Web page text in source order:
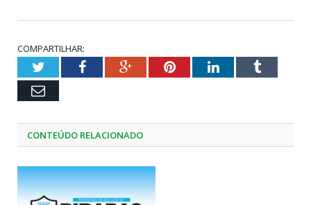
COMPARTILHAR:
TwitterFacebookGoogle+PinterestLinkedInTumblr
Email
CONTEÚDO RELACIONADO